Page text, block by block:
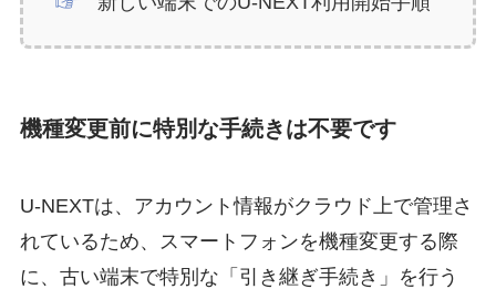
機種変更前に特別な手続きは不要です
U-NEXTは、アカウント情報がクラウド上で管理さ
れているため、スマートフォンを機種変更する際
に、古い端末で特別な「引き継ぎ手続き」を行う